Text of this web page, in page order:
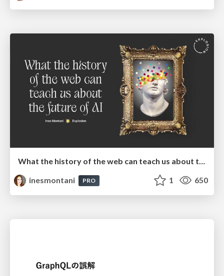
What the history of the web can teach us about the future of AI
inesmontani
PRO 1 650